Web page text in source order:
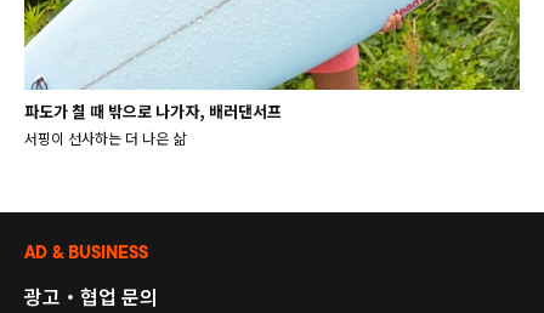
파도가 칠 때 밖으로 나가자, 배러댄서프
서핑이 선사하는 더 나은 삶
AD & BUSINESS
광고・협업 문의